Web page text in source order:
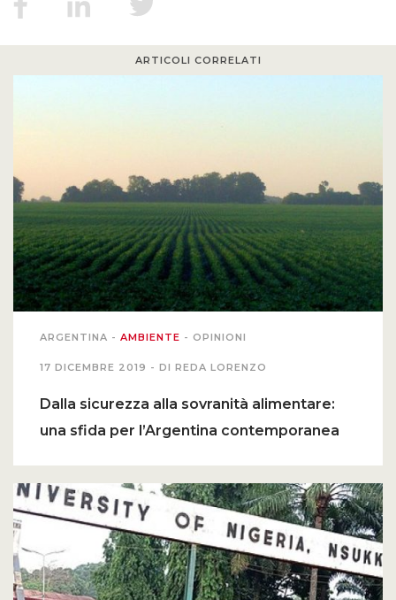
ARTICOLI CORRELATI
ARGENTINA - AMBIENTE - OPINIONI
17 DICEMBRE 2019 - DI REDA LORENZO
Dalla sicurezza alla sovranità alimentare:
una sfida per l’Argentina contemporanea